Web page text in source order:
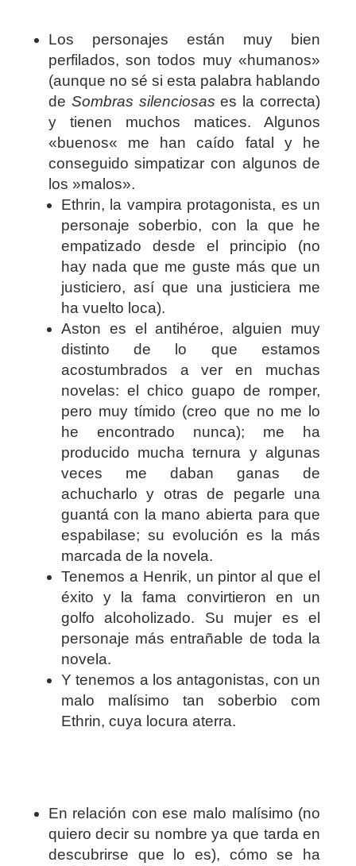
Los personajes están muy bien
perfilados, son todos muy «humanos»
(aunque no sé si esta palabra hablando
de Sombras silenciosas es la correcta)
y tienen muchos matices. Algunos
«buenos« me han caído fatal y he
conseguido simpatizar con algunos de
los »malos».
Ethrin, la vampira protagonista, es un
personaje soberbio, con la que he
empatizado desde el principio (no
hay nada que me guste más que un
justiciero, así que una justiciera me
ha vuelto loca).
Aston es el antihéroe, alguien muy
distinto de lo que estamos
acostumbrados a ver en muchas
novelas: el chico guapo de romper,
pero muy tímido (creo que no me lo
he encontrado nunca); me ha
producido mucha ternura y algunas
veces me daban ganas de
achucharlo y otras de pegarle una
guantá con la mano abierta para que
espabilase; su evolución es la más
marcada de la novela.
Tenemos a Henrik, un pintor al que el
éxito y la fama convirtieron en un
golfo alcoholizado. Su mujer es el
personaje más entrañable de toda la
novela.
Y tenemos a los antagonistas, con un
malo malísimo tan soberbio com
Ethrin, cuya locura aterra.
En relación con ese malo malísimo (no
quiero decir su nombre ya que tarda en
descubrirse que lo es), cómo se ha